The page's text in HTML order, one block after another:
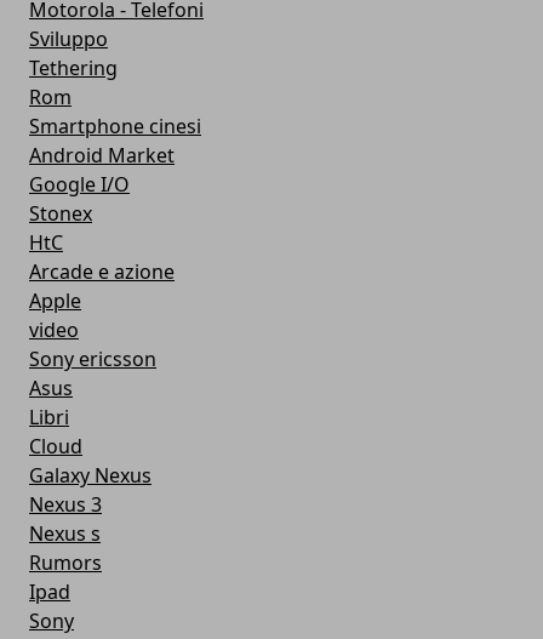
Motorola - Telefoni
Sviluppo
Tethering
Rom
Smartphone cinesi
Android Market
Google I/O
Stonex
HtC
Arcade e azione
Apple
video
Sony ericsson
Asus
Libri
Cloud
Galaxy Nexus
Nexus 3
Nexus s
Rumors
Ipad
Sony